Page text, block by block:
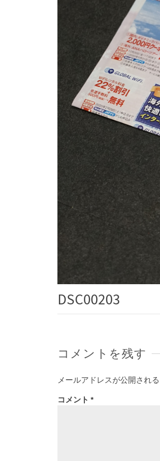
DSC00203
コメントを残す
メールアドレスが公開され
コメント *